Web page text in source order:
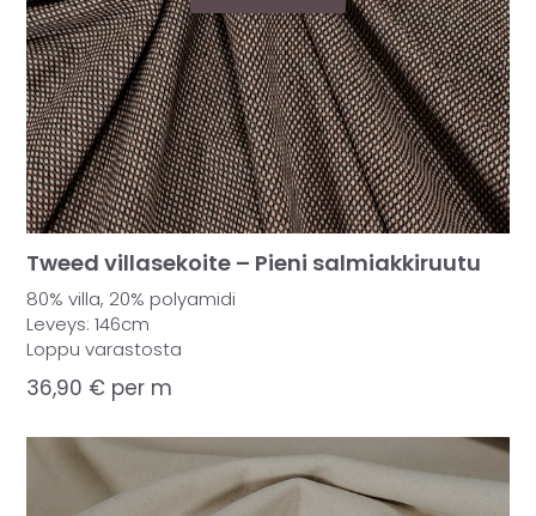
Tweed villasekoite – Pieni salmiakkiruutu
80% villa, 20% polyamidi
Leveys: 146cm
Loppu varastosta
36,90 € per m